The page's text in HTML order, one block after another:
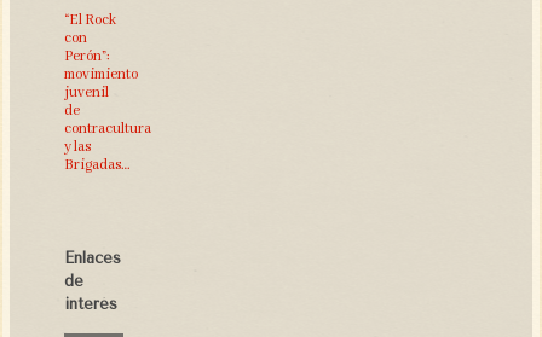
“El Rock
con
Perón”:
movimiento
juvenil
de
contracultura
y las
Brigadas…
Enlaces
de
interés